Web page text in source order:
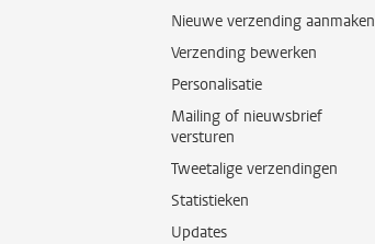
Nieuwe verzending aanmaken
Verzending bewerken
Personalisatie
Mailing of nieuwsbrief
versturen
Tweetalige verzendingen
Statistieken
Updates